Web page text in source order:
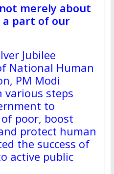
merely about
a part of our
Jubilee
National Human
PM Modi
various steps
to
poor, boost
protect human
the success of
active public